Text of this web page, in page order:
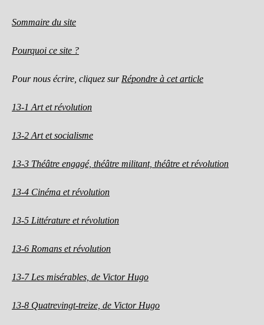
Sommaire du site
Pourquoi ce site ?
Pour nous écrire, cliquez sur Répondre à cet article
13-1 Art et révolution
13-2 Art et socialisme
13-3 Théâtre engagé, théâtre militant, théâtre et révolution
13-4 Cinéma et révolution
13-5 Littérature et révolution
13-6 Romans et révolution
13-7 Les misérables, de Victor Hugo
13-8 Quatrevingt-treize, de Victor Hugo